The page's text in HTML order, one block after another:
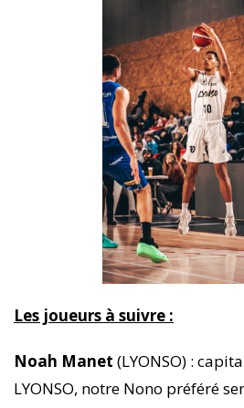
Les joueurs à suivre :
Noah Manet (LYONSO) :
LYONSO, notre Nono préféré